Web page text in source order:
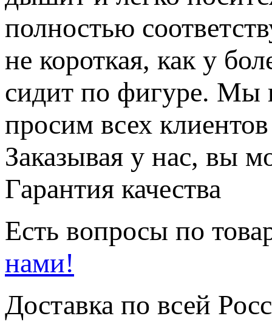
полностью
не короткая, как у
сидит по фигуре. Мы
просим всех
Заказывая у нас, вы
Гарантия качества
Есть вопросы по
нами!
Доставка по всей